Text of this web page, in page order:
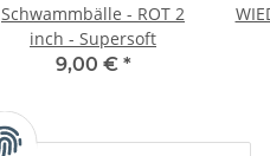
Schwammbälle - ROT 2
inch - Supersoft
9,00 € *